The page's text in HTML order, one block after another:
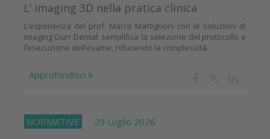
L’ imaging 3D nella pratica clinica
L’esperienza del prof. Marco Martignoni con le soluzioni di
imaging Dürr Dental: semplifica la selezione del protocollo e
l’esecuzione dell’esame, riducendo la complessità...
Approfondisci
NORMATIVE 29 Luglio 2026